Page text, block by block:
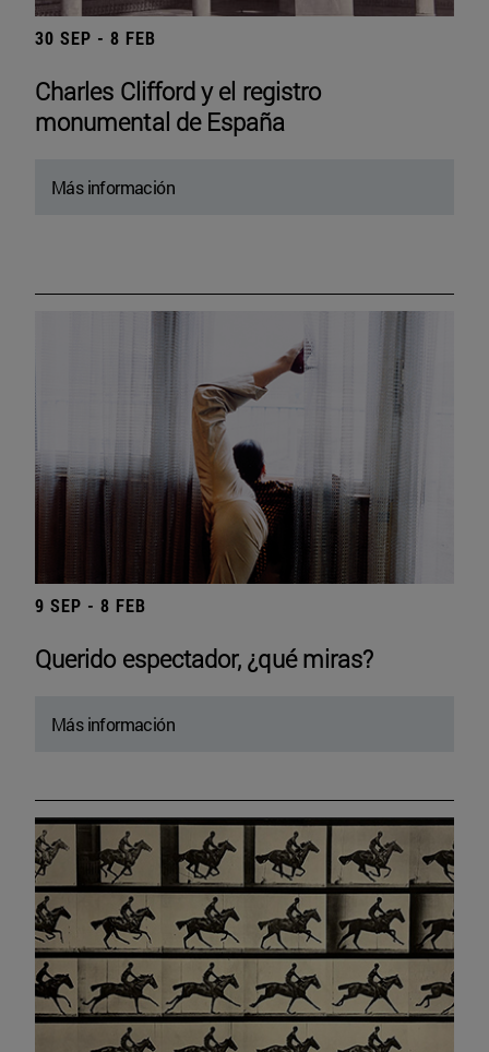
30 SEP - 8 FEB
Charles Clifford y el registro
monumental de España
Más información
9 SEP - 8 FEB
Querido espectador, ¿qué miras?
Más información